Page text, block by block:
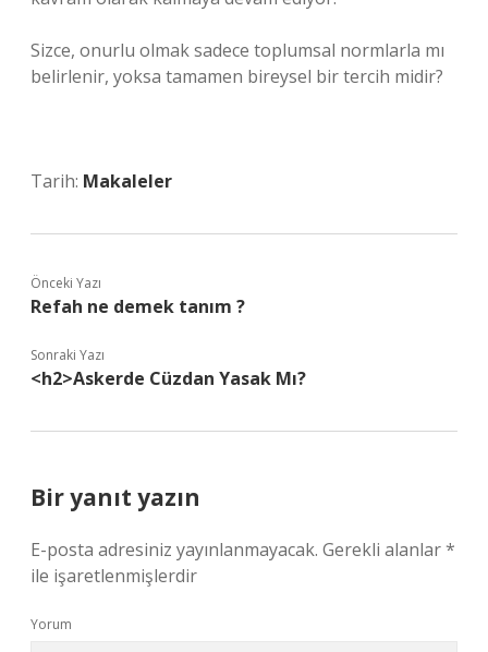
Sizce, onurlu olmak sadece toplumsal normlarla mı
belirlenir, yoksa tamamen bireysel bir tercih midir?
Tarih: Makaleler
Önceki Yazı
Refah ne demek tanım ?
Sonraki Yazı
<h2>Askerde Cüzdan Yasak Mı?
Bir yanıt yazın
E-posta adresiniz yayınlanmayacak. Gerekli alanlar*
ile işaretlenmişlerdir
Yorum